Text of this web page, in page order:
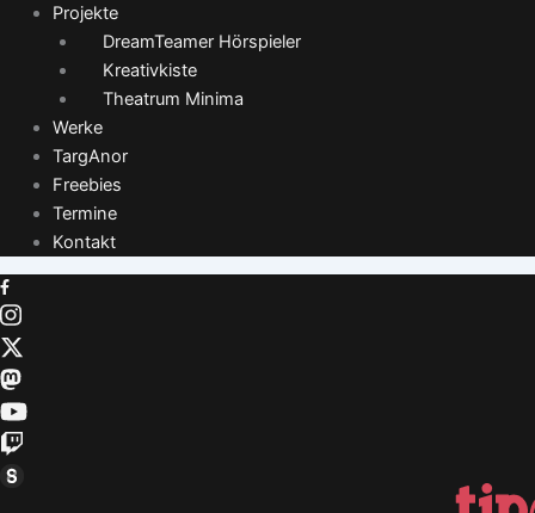
Projekte
DreamTeamer Hörspieler
Kreativkiste
Theatrum Minima
Werke
TargAnor
Freebies
Termine
Kontakt